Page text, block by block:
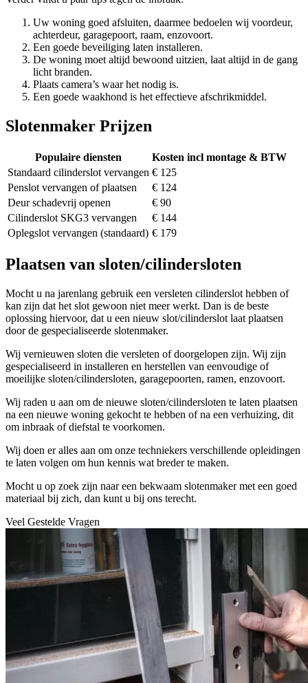
Uw woning goed afsluiten, daarmee bedoelen wij voordeur,
achterdeur, garagepoort, raam, enzovoort.
Een goede beveiliging laten installeren.
De woning moet altijd bewoond uitzien, laat altijd in de gang
licht branden.
Plaats camera’s waar het nodig is.
Een goede waakhond is het effectieve afschrikmiddel.
Slotenmaker Prijzen
Populaire diensten
Kosten incl montage & BTW
Standaard cilinderslot vervangen € 125
Penslot vervangen of plaatsen
€ 124
Deur schadevrij openen
€ 90
Cilinderslot SKG3 vervangen
€ 144
Oplegslot vervangen (standaard) € 179
Plaatsen van sloten/cilindersloten
Mocht u na jarenlang gebruik een versleten cilinderslot hebben of
kan zijn dat het slot gewoon niet meer werkt. Dan is de beste
oplossing hiervoor, dat u een nieuw slot/cilinderslot laat plaatsen
door de gespecialiseerde slotenmaker.
Wij vernieuwen sloten die versleten of doorgelopen zijn. Wij zijn
gespecialiseerd in installeren en herstellen van eenvoudige of
moeilijke sloten/cilindersloten, garagepoorten, ramen, enzovoort.
Wij raden u aan om de nieuwe sloten/cilindersloten te laten plaatsen
na een nieuwe woning gekocht te hebben of na een verhuizing, dit
om inbraak of diefstal te voorkomen.
Wij doen er alles aan om onze techniekers verschillende opleidingen
te laten volgen om hun kennis wat breder te maken.
Mocht u op zoek zijn naar een bekwaam slotenmaker met een goed
materiaal bij zich, dan kunt u bij ons terecht.
Veel Gestelde Vragen